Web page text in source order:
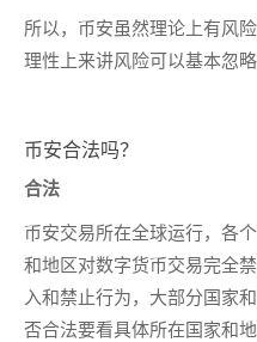
所以，币安虽然理论上有风
理性上来讲风险可以基本忽略
币安合法吗？
合法
币安交易所在全球运行，各
和地区对数字货币交易完全
入和禁止行为，大部分国家
否合法要看具体所在国家和地